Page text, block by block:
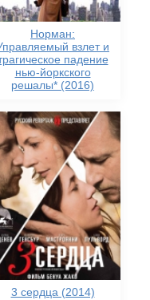
Норман:
взлет и
падение
нью-йоркского
решалы* (2016)
3 сердца (2014)